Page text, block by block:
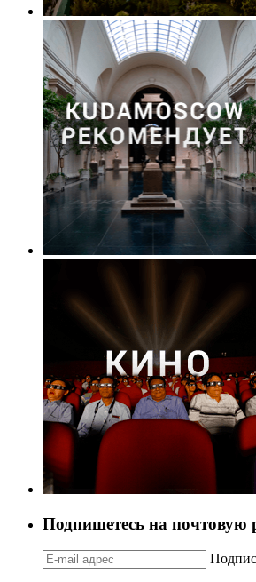
Подпишетесь на почтовую